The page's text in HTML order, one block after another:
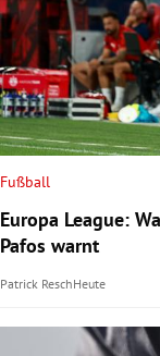
Fußball
Europa League:
Pafos warnt
Patrick ReschHeute